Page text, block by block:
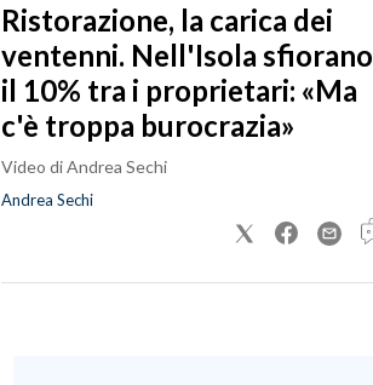
Ristorazione, la carica dei
ventenni. Nell'Isola sfiorano
il 10% tra i proprietari: «Ma
c'è troppa burocrazia»
Video di Andrea Sechi
Andrea Sechi